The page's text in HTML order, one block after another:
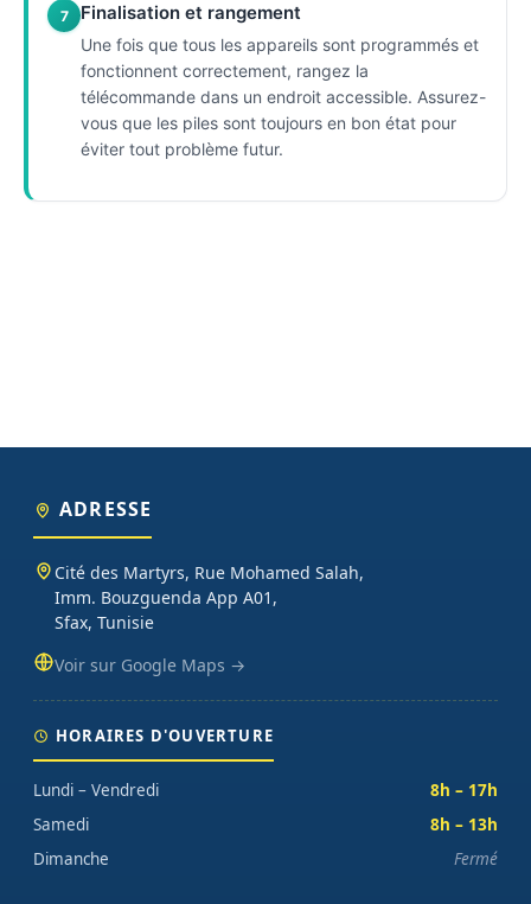
7 Finalisation et rangement
Une fois que tous les appareils sont programmés et
fonctionnent correctement, rangez la
télécommande dans un endroit accessible. Assurez-
vous que les piles sont toujours en bon état pour
éviter tout problème futur.
ADRESSE
Cité des Martyrs, Rue Mohamed Salah,
Imm. Bouzguenda App A01,
Sfax, Tunisie
Voir sur Google Maps →
HORAIRES D'OUVERTURE
Lundi – Vendredi
8h – 17h
Samedi
8h – 13h
Dimanche
Fermé